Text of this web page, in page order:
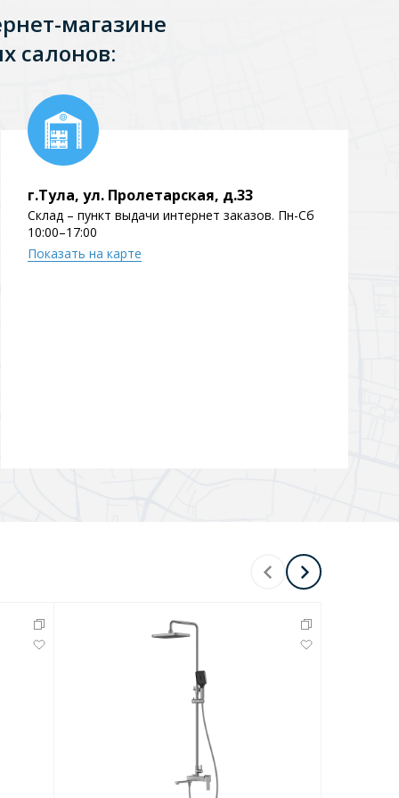
магазине
салонов:
г.Тула, ул. Пролетарская, д.33
Склад – пункт выдачи интернет заказов. Пн-Сб
10:00–17:00
Показать на карте